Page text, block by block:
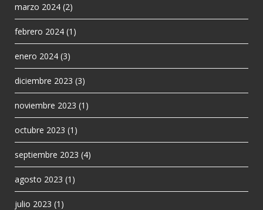
marzo 2024 (2)
febrero 2024 (1)
enero 2024 (3)
diciembre 2023 (3)
noviembre 2023 (1)
octubre 2023 (1)
septiembre 2023 (4)
agosto 2023 (1)
julio 2023 (1)